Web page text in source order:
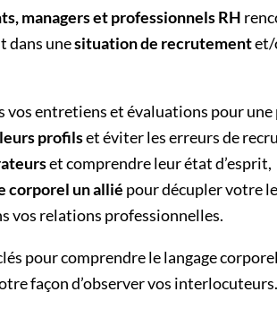
managers et professionnels RH
dans unesituation de recrutementet/
vos entretiens et évaluations pour
profilset éviter les erreurs de
et comprendre leur état d’esprit,
corporel un allié pour décupler votre
vos relations professionnelles.
pour comprendre le langage
façon d’observer vos interlocuteurs.